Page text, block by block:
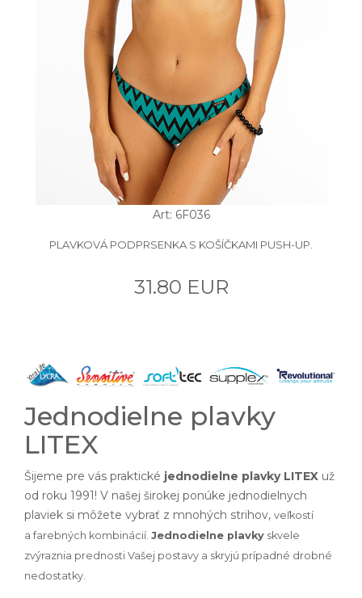
Art: 6F036
PLAVKOVÁ PODPRSENKA S KOŠÍČKAMI PUSH-UP.
31.80 EUR
Jednodielne plavky
LITEX
Šijeme pre vás praktické jednodielne plavky LITEX už
od roku 1991! V našej širokej ponúke jednodielnych
plaviek si môžete vybrať z mnohých strihov, veľkostí
a farebných kombinácií. Jednodielne plavky skvele
zvýraznia prednosti Vašej postavy a skryjú prípadné drobné
nedostatky.